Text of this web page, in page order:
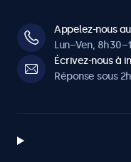
Appelez-nous
Lun–Ven,
Écrivez-nous à
Réponse sous